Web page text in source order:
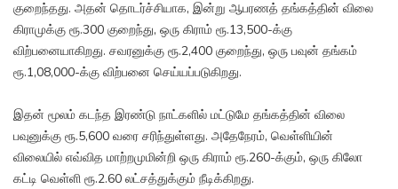
குறைந்தது. அதன் தொடர்ச்சியாக, இன்று ஆபரணத் தங்கத்தின் விலை
கிராமுக்கு ரூ.300 குறைந்து, ஒரு கிராம் ரூ.13,500-க்கு
விற்பனையாகிறது. சவரனுக்கு ரூ.2,400 குறைந்து, ஒரு பவுன் தங்கம்
ரூ.1,08,000-க்கு விற்பனை செய்யப்படுகிறது.
இதன் மூலம் கடந்த இரண்டு நாட்களில் மட்டுமே தங்கத்தின் விலை
பவுனுக்கு ரூ.5,600 வரை சரிந்துள்ளது. அதேநேரம், வெள்ளியின்
விலையில் எவ்வித மாற்றமுமின்றி ஒரு கிராம் ரூ.260-க்கும், ஒரு கிலோ
கட்டி வெள்ளி ரூ.2.60 லட்சத்துக்கும் நீடிக்கிறது.